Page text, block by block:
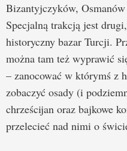
Bizantyjczyków, Osmanów
Specjalną trakcją jest
historyczny bazar Turcji.
można tam też wyprawić
– zanocować w którymś z
zobaczyć osady (i
chrześcijan oraz bajkowe
przelecieć nad nimi o